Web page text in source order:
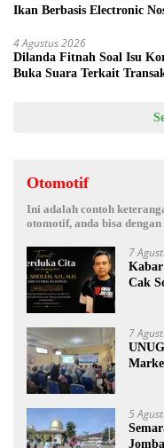
Ikan Berbasis Electronic
4 Agustus 2026
Dilanda Fitnah Soal Isu
Buka Suara Terkait
Otomotif
Ini adalah contoh
otomotif, anda bisa
7
Cak
7
5